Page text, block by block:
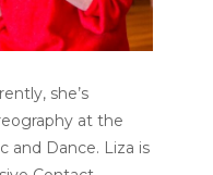
she’s
at the
and Dance. Liza is